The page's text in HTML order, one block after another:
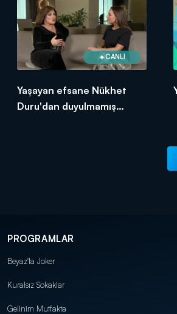
CANLI
Yaşayan efsane Nükhet
Duru'dan duyulmamış
PROGRAMLAR
Beyaz'la Joker
Kuralsız Sokaklar
Gelinim Mutfakta